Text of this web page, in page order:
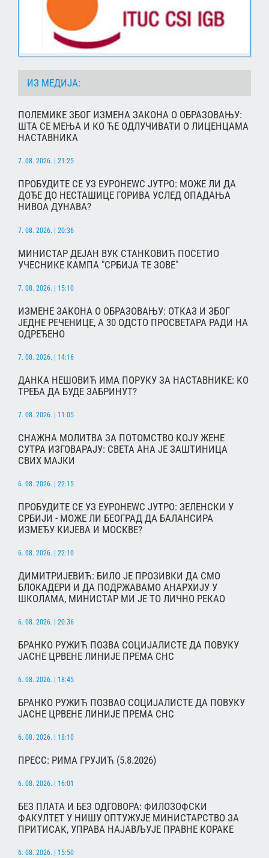
ИЗ МЕДИЈА:
ПОЛЕМИКЕ ЗБОГ ИЗМЕНА ЗАКОНА О ОБРАЗОВАЊУ:
ШТА СЕ МЕЊА И КО ЋЕ ОДЛУЧИВАТИ О ЛИЦЕНЦАМА
НАСТАВНИКА
7. 08. 2026. | 21:25
ПРОБУДИТЕ СЕ УЗ ЕУРОНЕWС ЈУТРО: МОЖЕ ЛИ ДА
ДОЂЕ ДО НЕСТАШИЦЕ ГОРИВА УСЛЕД ОПАДАЊА
НИВОА ДУНАВА?
7. 08. 2026. | 20:36
МИНИСТАР ДЕЈАН ВУК СТАНКОВИЋ ПОСЕТИО
УЧЕСНИКЕ КАМПА "СРБИЈА ТЕ ЗОВЕ"
7. 08. 2026. | 15:10
ИЗМЕНЕ ЗАКОНА О ОБРАЗОВАЊУ: ОТКАЗ И ЗБОГ
ЈЕДНЕ РЕЧЕНИЦЕ, А 30 ОДСТО ПРОСВЕТАРА РАДИ НА
ОДРЕЂЕНО
7. 08. 2026. | 14:16
ДАНКА НЕШОВИЋ ИМА ПОРУКУ ЗА НАСТАВНИКЕ: КО
ТРЕБА ДА БУДЕ ЗАБРИНУТ?
7. 08. 2026. | 11:05
СНАЖНА МОЛИТВА ЗА ПОТОМСТВО КОЈУ ЖЕНЕ
СУТРА ИЗГОВАРАЈУ: СВЕТА АНА ЈЕ ЗАШТИНИЦА
СВИХ МАЈКИ
6. 08. 2026. | 22:15
ПРОБУДИТЕ СЕ УЗ ЕУРОНЕWС ЈУТРО: ЗЕЛЕНСКИ У
СРБИЈИ - МОЖЕ ЛИ БЕОГРАД ДА БАЛАНСИРА
ИЗМЕЂУ КИЈЕВА И МОСКВЕ?
6. 08. 2026. | 22:10
ДИМИТРИЈЕВИЋ: БИЛО ЈЕ ПРОЗИВКИ ДА СМО
БЛОКАДЕРИ И ДА ПОДРЖАВАМО АНАРХИЈУ У
ШКОЛАМА, МИНИСТАР МИ ЈЕ ТО ЛИЧНО РЕКАО
6. 08. 2026. | 20:36
БРАНКО РУЖИЋ ПОЗВА СОЦИЈАЛИСТЕ ДА ПОВУКУ
ЈАСНЕ ЦРВЕНЕ ЛИНИЈЕ ПРЕМА СНС
6. 08. 2026. | 18:45
БРАНКО РУЖИЋ ПОЗВАО СОЦИЈАЛИСТЕ ДА ПОВУКУ
ЈАСНЕ ЦРВЕНЕ ЛИНИЈЕ ПРЕМА СНС
6. 08. 2026. | 18:10
ПРЕСС: РИМА ГРУЈИЋ (5.8.2026)
6. 08. 2026. | 16:01
БЕЗ ПЛАТА И БЕЗ ОДГОВОРА: ФИЛОЗОФСКИ
ФАКУЛТЕТ У НИШУ ОПТУЖУЈЕ МИНИСТАРСТВО ЗА
ПРИТИСАК, УПРАВА НАЈАВЉУЈЕ ПРАВНЕ КОРАКЕ
6. 08. 2026. | 15:50